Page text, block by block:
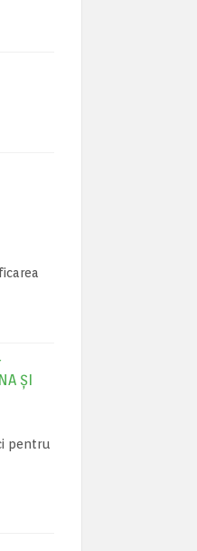
ȘI
pentru